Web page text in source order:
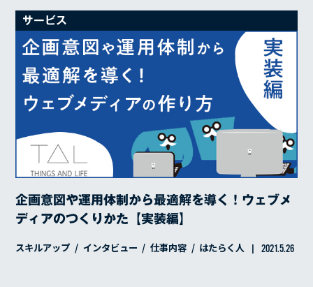
サービス
企画意図や運用体制から最適解を導く！ウェブメ
ディアのつくりかた【実装編】
スキルアップ インタビュー 仕事内容 はたらく人 2021.5.26